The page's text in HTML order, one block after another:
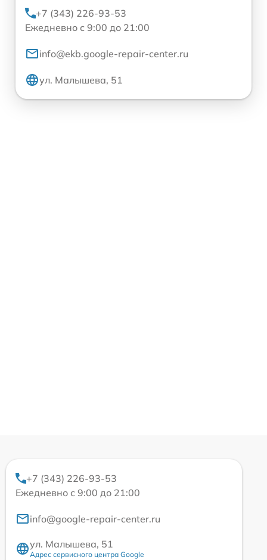
+7 (343) 226-93-53
Ежедневно с 9:00 до 21:00
info@ekb.google-repair-center.ru
ул. Малышева, 51
+7 (343) 226-93-53
Ежедневно с 9:00 до 21:00
info@google-repair-center.ru
ул. Малышева, 51
Адрес сервисного центра Google